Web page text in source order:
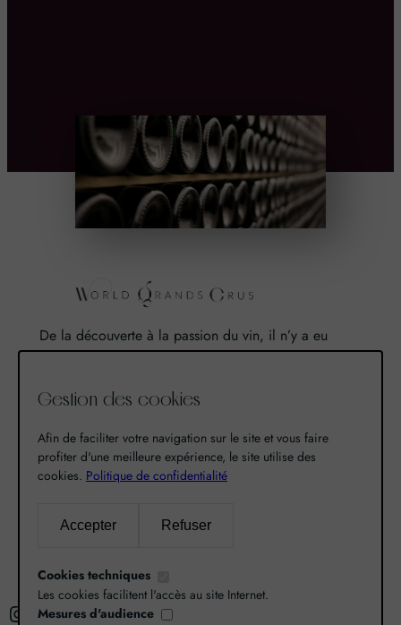
De la découverte à la passion du vin, il n’y a eu
qu’un pas. Un pas que nous avons franchi en faisant
là est né World Grands Crus avec pour mission de
nos terroirs.
Recherche
c
Instagram X
Gestion des cookies
Afin de faciliter votre navigation sur le site et vous faire
profiter d'une meilleure expérience, le site utilise des
cookies. Politique de confidentialité
Accepter Refuser
Cookies techniques
Les cookies facilitent l'accès au site Internet.
Mesures d'audience